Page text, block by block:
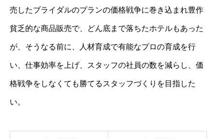
売したブライダルのプランの価格戦争に巻き込まれ豊作
貧乏的な商品販売で、どん底まで落ちたホテルもあった
が、そうなる前に、人材育成で有能なプロの育成を行
い、仕事効率を上げ、スタッフの社員の数を減らし、価
格戦争をしなくても勝てるスタッフづくりを目指した
い。